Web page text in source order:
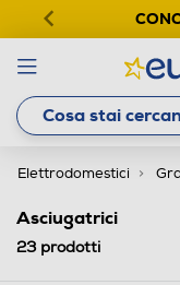
Elettrodomestici
Asciugatrici
23prodotti